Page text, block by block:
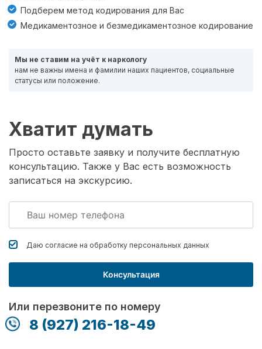
Подберем метод кодирования для Вас
Медикаментозное и безмедикаментозное кодирование
Мы не ставим на учёт к наркологу
нам не важны имена и фамилии наших пациентов, социальные
статусы или положение.
Хватит думать
Просто оставьте заявку и получите бесплатную
консультацию. Также у Вас есть возможность
записаться на экскурсию.
Даю согласие на обработку персональных данных
Консультация
Или перезвоните по номеру
8 (927) 216-18-49